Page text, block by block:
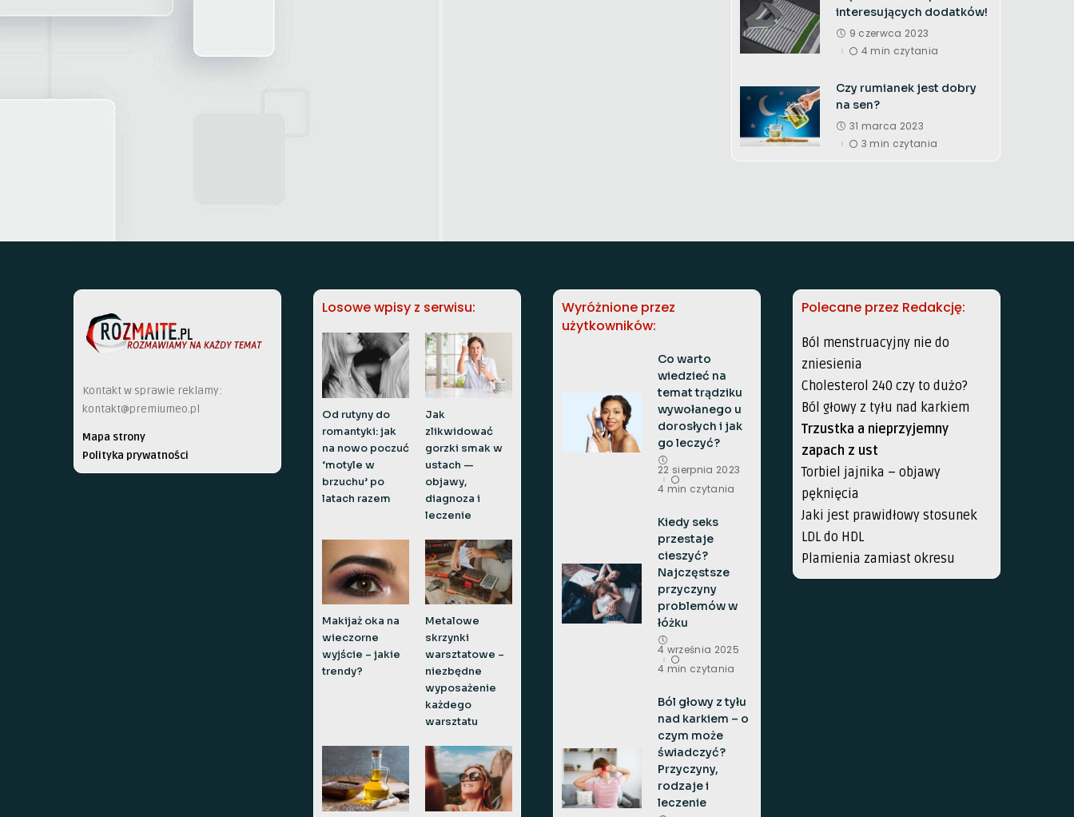
interesujących dodatków!
9 czerwca 2023
4 min czytania
Czy rumianek jest dobry
na sen?
31 marca 2023
3 min czytania
Kontakt w sprawie reklamy:
kontakt@premiumeo.pl
Mapa strony
Polityka prywatności
Losowe wpisy z serwisu:
Od rutyny do
romantyki: jak
na nowo poczuć
‘motyle w
brzuchu’ po
latach razem
Jak
zlikwidować
gorzki smak w
ustach —
objawy,
diagnoza i
leczenie
Makijaż oka na
wieczorne
wyjście – jakie
trendy?
Metalowe
skrzynki
warsztatowe –
niezbędne
wyposażenie
każdego
warsztatu
Wyróżnione przez
użytkowników:
Co warto
wiedzieć na
temat trądziku
wywołanego u
dorosłych i jak
go leczyć?
22 sierpnia 2023
4 min czytania
Kiedy seks
przestaje
cieszyć?
Najczęstsze
przyczyny
problemów w
łóżku
4 września 2025
4 min czytania
Ból głowy z tyłu
nad karkiem – o
czym może
świadczyć?
Przyczyny,
rodzaje i
leczenie
Polecane przez Redakcję:
Ból menstruacyjny nie do
zniesienia
Cholesterol 240 czy to dużo?
Ból głowy z tyłu nad karkiem
Trzustka a nieprzyjemny
zapach z ust
Torbiel jajnika – objawy
pęknięcia
Jaki jest prawidłowy stosunek
LDL do HDL
Plamienia zamiast okresu